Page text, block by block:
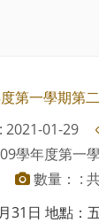
第一學期第
2021-01-29
學年度第一
數量： :
31日 地點：